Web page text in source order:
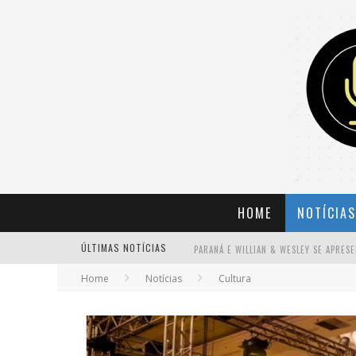
HOME NOTÍCIAS
ÚLTIMAS NOTÍCIAS
BANDA MOLE DE BH ANUNCIA KAYETE
Home Notícias Cultura